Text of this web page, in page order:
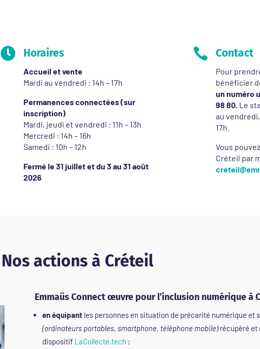
 Horaires
Accueil et vente
Mardi au vendredi : 14h – 17h
Permanences connectées (sur
inscription)
Mardi, jeudi et vendredi : 11h – 13h
Mercredi : 14h – 16h
Samedi : 10h – 12h
Fermé le 31 juillet et du 3 au 31 août
2026
 Contact
Pour
bénéficier
un numéro
98 80. Le
au vendredi,
17h.
Vous
Créteil par
Nos actions à Créteil
Emmaüs Connect œuvre pour l’inclusion numérique à
en équipant les personnes en situation de précarité numérique et
(ordinateurs portables, smartphone, téléphone mobile)récupéré et
dispositif LaCollecte.tech ;